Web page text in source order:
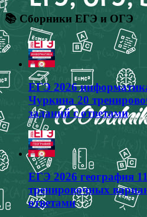
📚 Сборники ЕГЭ и ОГЭ
ЕГЭ 2026
Чуркина 20
заданий с ответами
ЕГЭ 2026 география
тренировочных
ответами